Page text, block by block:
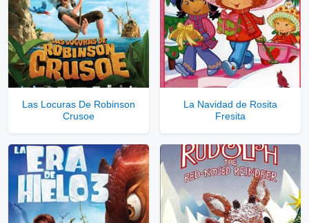
Servidores directos
Solo disponible para usuarios registrados.
Comprar Cuenta VIP Aquí!
Las Locuras De Robinson
Crusoe
La Navidad de Rosita
Fresita